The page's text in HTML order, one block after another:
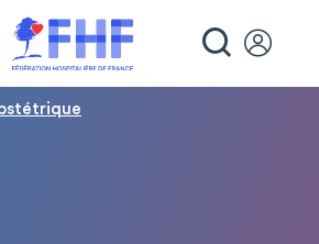
des cookies